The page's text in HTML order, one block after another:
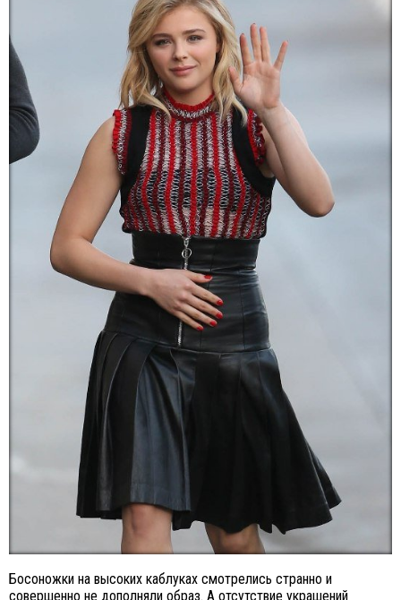
Босоножки на высоких каблуках смотрелись странно и
совершенно не дополняли образ. А отсутствие украшений